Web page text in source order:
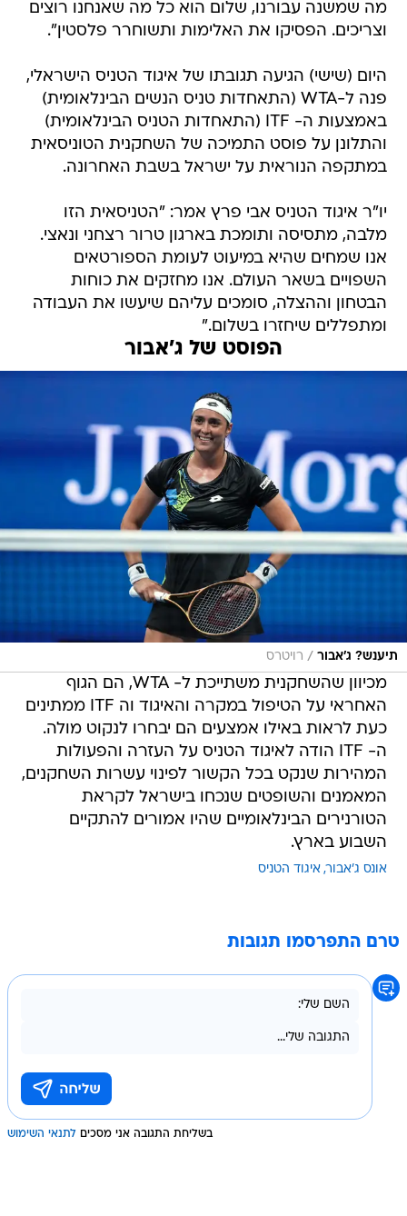
מה שמשנה עבורנו, שלום הוא כל מה שאנחנו רוצים
וצריכים. הפסיקו את האלימות ותשוחרר פלסטין".
היום (שישי) הגיעה תגובתו של איגוד הטניס הישראלי,
פנה ל-WTA (התאחדות טניס הנשים הבינלאומית)
באמצעות ה- ITF (התאחדות הטניס הבינלאומית)
והתלונן על פוסט התמיכה של השחקנית הטוניסאית
במתקפה הנוראית על ישראל בשבת האחרונה.
יו"ר איגוד הטניס אבי פרץ אמר: "הטניסאית הזו
מלבה, מתסיסה ותומכת בארגון טרור רצחני ונאצי.
אנו שמחים שהיא במיעוט לעומת הספורטאים
השפויים בשאר העולם. אנו מחזקים את כוחות
הבטחון וההצלה, סומכים עליהם שיעשו את העבודה
ומתפללים שיחזרו בשלום."
הפוסט של ג'אבור
תיענש? ג'אבור / רויטרס
מכיוון שהשחקנית משתייכת ל- WTA, הם הגוף
האחראי על הטיפול במקרה והאיגוד וה ITF ממתינים
כעת לראות באילו אמצעים הם יבחרו לנקוט מולה.
ה- ITF הודה לאיגוד הטניס על העזרה והפעולות
המהירות שנקט בכל הקשור לפינוי עשרות השחקנים,
המאמנים והשופטים שנכחו בישראל לקראת
הטורנירים הבינלאומיים שהיו אמורים להתקיים
השבוע בארץ.
אונס ג'אבור איגוד הטניס
טרם התפרסמו תגובות
בשליחת התגובה אני מסכים לתנאי השימוש